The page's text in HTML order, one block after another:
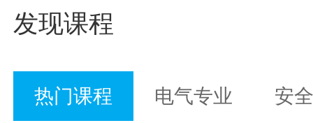
发现课程
热门课程 电气专业 安